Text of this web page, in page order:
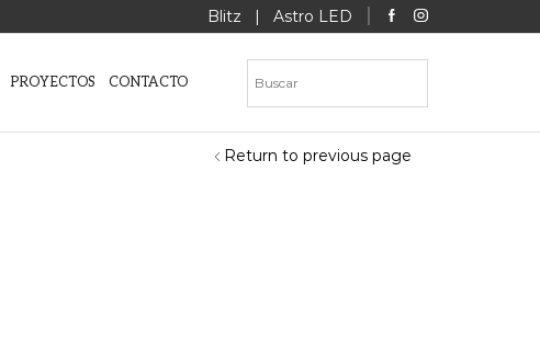
Blitz | Astro LED
PROYECTOS CONTACTO
Return to previous page